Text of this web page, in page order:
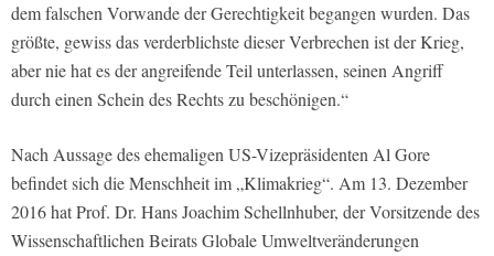
dem falschen Vorwande der Gerechtigkeit begangen wurden. Das
größte, gewiss das verderblichste dieser Verbrechen ist der Krieg,
aber nie hat es der angreifende Teil unterlassen, seinen Angriff
durch einen Schein des Rechts zu beschönigen.“
Nach Aussage des ehemaligen US-Vizepräsidenten Al Gore
befindet sich die Menschheit im „Klimakrieg“. Am 13. Dezember
2016 hat Prof. Dr. Hans Joachim Schellnhuber, der Vorsitzende des
Wissenschaftlichen Beirats Globale Umweltveränderungen